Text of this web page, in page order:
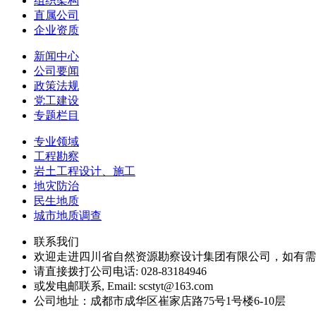
直属公司
企业资质
新闻中心
公司要闻
政策法规
党工建设
专题栏目
专业领域
工程勘察
岩土工程设计、施工
地灾防治
民生地质
城市地质调查
联系我们
欢迎走进四川省自然资源勘察设计集团有限公司，如有
请直接拨打公司电话: 028-83184946
或发电邮联系, Email: scstyt@163.com
公司地址：成都市成华区崔家店路75号1号楼6-10层